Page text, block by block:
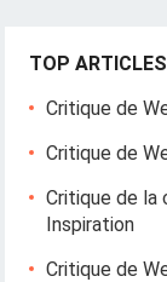
TOP ARTICLES
Critique de
Critique de
Critique de la
Inspiration
Critique de